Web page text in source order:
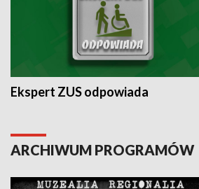
Ekspert ZUS odpowiada
ARCHIWUM PROGRAMÓW